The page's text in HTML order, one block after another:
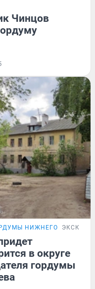
Чинцов
НИЖНЕГО
в округе
гордумы